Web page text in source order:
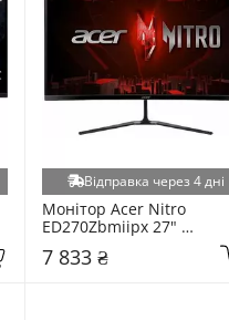
Відправка через 4 дні
Монітор Acer Nitro
ED270Zbmiipx 27"
7 833 ₴